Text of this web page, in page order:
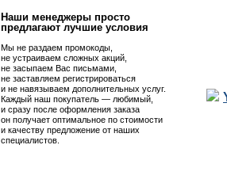
Наши менеджеры просто
предлагают лучшие условия
Мы не раздаем промокоды,
не устраиваем сложных акций,
не засыпаем Вас письмами,
не заставляем регистрироваться
и не навязываем дополнительных услуг.
Каждый наш покупатель — любимый,
и сразу после оформления заказа
он получает оптимальное по стоимости
и качеству предложение от наших
специалистов.